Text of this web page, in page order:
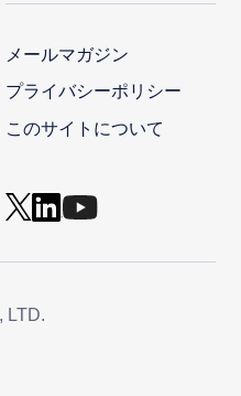
メールマガジン
プライバシーポリシー
このサイトについて
LTD.